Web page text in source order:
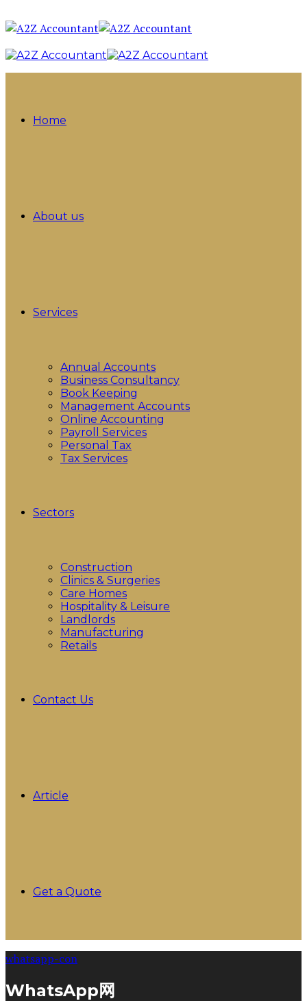
Home
About us
Services
Annual Accounts
Business Consultancy
Book Keeping
Management Accounts
Online Accounting
Payroll Services
Personal Tax
Tax Services
Sectors
Construction
Clinics & Surgeries
Care Homes
Hospitality & Leisure
Landlords
Manufacturing
Retails
Contact Us
Article
Get a Quote
whatsapp-con
WhatsApp网